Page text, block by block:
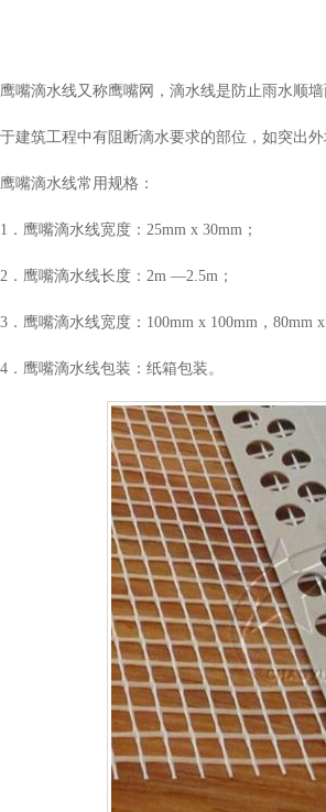
鹰嘴滴水线又称鹰嘴网，滴水线是防止雨水顺
于建筑工程中有阻断滴水要求的部位，如突出
鹰嘴滴水线常用规格：
1．鹰嘴滴水线宽度：25mm x 30mm；
2．鹰嘴滴水线长度：2m ―2.5m；
3．鹰嘴滴水线宽度：100mm x 100mm，80mm x
4．鹰嘴滴水线包装：纸箱包装。